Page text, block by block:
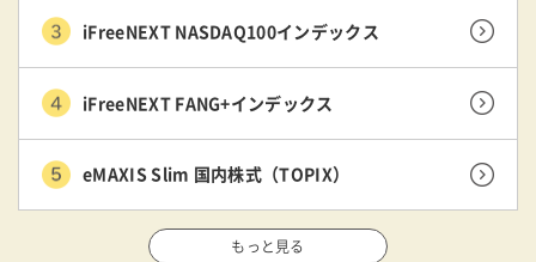
iFreeNEXT NASDAQ100インデックス
iFreeNEXT FANG+インデックス
eMAXIS Slim 国内株式（TOPIX）
もっと見る